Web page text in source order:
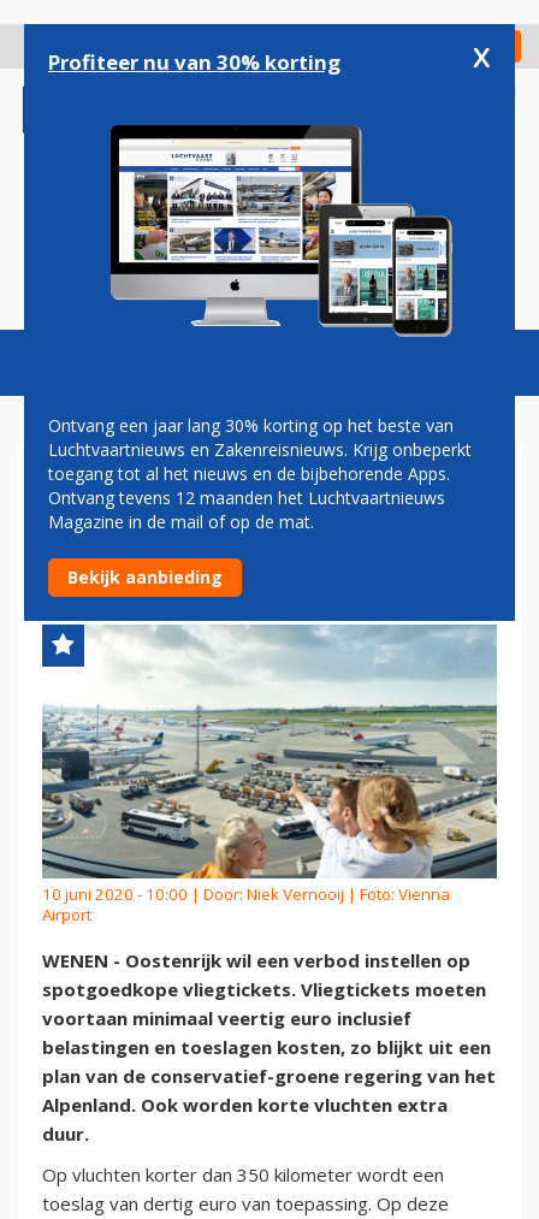
gaan
Check in
Magazine Podcasts Vacatures
OOSTENRIJK: GEEN
VLIEGTICKETS MEER ONDER
VEERTIG EURO
10 juni 2020 - 10:00 | Door: Niek Vernooij | Foto: Vienna
Airport
WENEN - Oostenrijk wil een verbod instellen op
spotgoedkope vliegtickets. Vliegtickets moeten
voortaan minimaal veertig euro inclusief
belastingen en toeslagen kosten, zo blijkt uit een
plan van de conservatief-groene regering van het
Alpenland. Ook worden korte vluchten extra
duur.
Op vluchten korter dan 350 kilometer wordt een
toeslag van dertig euro van toepassing. Op deze
Profiteer nu van 30% korting x
Ontvang een jaar lang 30% korting op het beste van
Luchtvaartnieuws en Zakenreisnieuws. Krijg onbeperkt
toegang tot al het nieuws en de bijbehorende Apps.
Ontvang tevens 12 maanden het Luchtvaartnieuws
Magazine in de mail of op de mat.
Bekijk aanbieding